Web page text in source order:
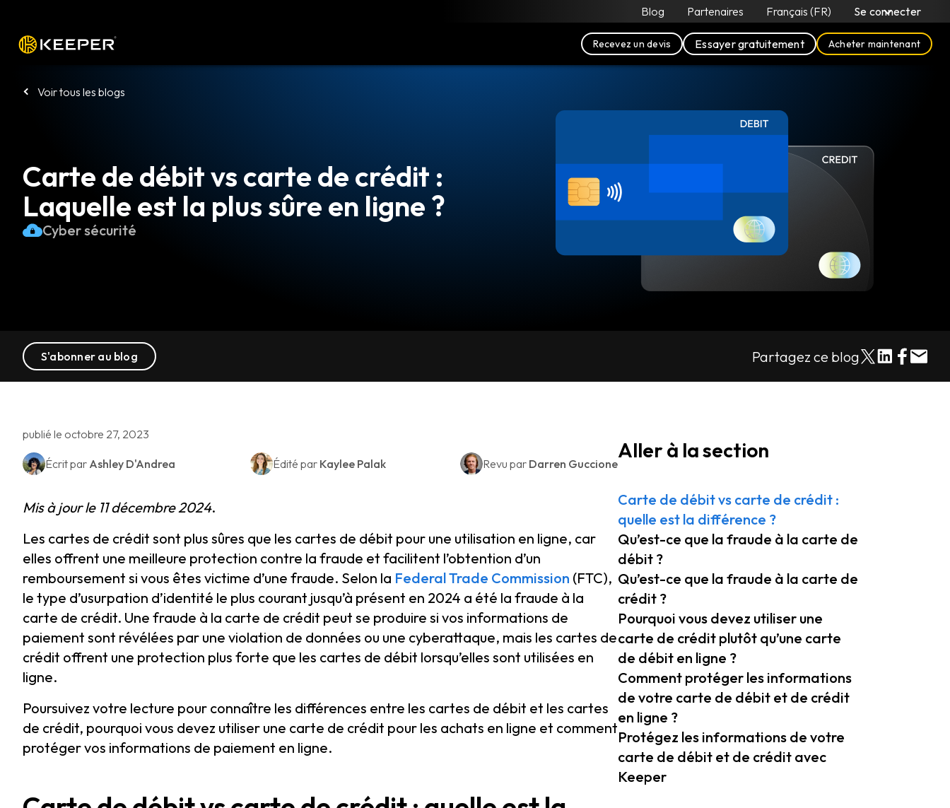
Blog Partenaires Français (FR) Se connecter
Recevez un devis Essayer gratuitement Acheter maintenant
Voir tous les blogs
Carte de débit vs carte de crédit :
Laquelle est la plus sûre en ligne ?
Cyber sécurité
S'abonner au blog Partagez ce blog
publié le octobre 27, 2023
Écrit par Ashley D'Andrea Édité par Kaylee Palak Revu par Darren Guccione
Mis à jour le 11 décembre 2024.
Les cartes de crédit sont plus sûres que les cartes de débit pour une utilisation en ligne, car
elles offrent une meilleure protection contre la fraude et facilitent l’obtention d’un
remboursement si vous êtes victime d’une fraude. Selon la Federal Trade Commission (FTC),
le type d’usurpation d’identité le plus courant jusqu’à présent en 2024 a été la fraude à la
carte de crédit. Une fraude à la carte de crédit peut se produire si vos informations de
paiement sont révélées par une violation de données ou une cyberattaque, mais les cartes de
crédit offrent une protection plus forte que les cartes de débit lorsqu’elles sont utilisées en
ligne.
Poursuivez votre lecture pour connaître les différences entre les cartes de débit et les cartes
de crédit, pourquoi vous devez utiliser une carte de crédit pour les achats en ligne et comment
protéger vos informations de paiement en ligne.
Aller à la section
Carte de débit vs carte de crédit :
quelle est la différence ?
Qu’est-ce que la fraude à la carte de
débit ?
Qu’est-ce que la fraude à la carte de
crédit ?
Pourquoi vous devez utiliser une
carte de crédit plutôt qu’une carte
de débit en ligne ?
Comment protéger les informations
de votre carte de débit et de crédit
en ligne ?
Protégez les informations de votre
carte de débit et de crédit avec
Keeper